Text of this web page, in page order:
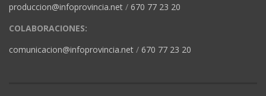
produccion@infoprovincia.net / 670 77 23 20
COLABORACIONES:
comunicacion@infoprovincia.net / 670 77 23 20